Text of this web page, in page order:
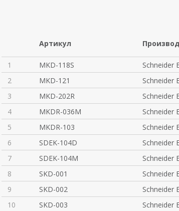
Артикул
1 MKD-118S Schneider
2 MKD-121 Schneider
3 MKD-202R Schneider
4 MKDR-036M Schneider
5 MKDR-103 Schneider
6 SDEK-104D Schneider
7 SDEK-104M Schneider
8 SKD-001 Schneider
9 SKD-002 Schneider
10 SKD-003 Schneider